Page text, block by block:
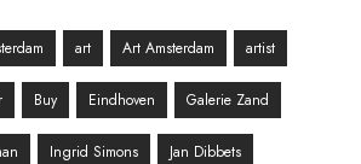
art Art Amsterdam artist
Buy Eindhoven Galerie Zand
Ingrid Simons Jan Dibbets